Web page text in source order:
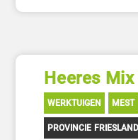
Heeres
WERKTUIGEN MEST
PROVINCIE FRIESLAND